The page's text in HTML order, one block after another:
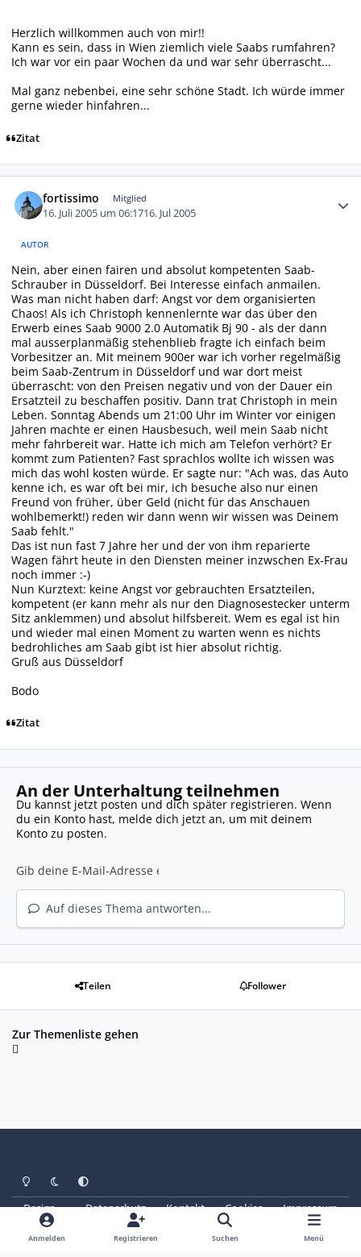
Herzlich willkommen auch von mir!!
Kann es sein, dass in Wien ziemlich viele Saabs rumfahren?
Ich war vor ein paar Wochen da und war sehr überrascht...
Mal ganz nebenbei, eine sehr schöne Stadt. Ich würde immer
gerne wieder hinfahren...
Zitat
fortissimo Mitglied
16. Juli 2005 um 06:1716. Jul 2005
AUTOR
Nein, aber einen fairen und absolut kompetenten Saab-
Schrauber in Düsseldorf. Bei Interesse einfach anmailen.
Was man nicht haben darf: Angst vor dem organisierten
Chaos! Als ich Christoph kennenlernte war das über den
Erwerb eines Saab 9000 2.0 Automatik Bj 90 - als der dann
mal ausserplanmäßig stehenblieb fragte ich einfach beim
Vorbesitzer an. Mit meinem 900er war ich vorher regelmäßig
beim Saab-Zentrum in Düsseldorf und war dort meist
überrascht: von den Preisen negativ und von der Dauer ein
Ersatzteil zu beschaffen positiv. Dann trat Christoph in mein
Leben. Sonntag Abends um 21:00 Uhr im Winter vor einigen
Jahren machte er einen Hausbesuch, weil mein Saab nicht
mehr fahrbereit war. Hatte ich mich am Telefon verhört? Er
kommt zum Patienten? Fast sprachlos wollte ich wissen was
mich das wohl kosten würde. Er sagte nur: "Ach was, das Auto
kenne ich, es war oft bei mir, ich besuche also nur einen
Freund von früher, über Geld (nicht für das Anschauen
wohlbemerkt!) reden wir dann wenn wir wissen was Deinem
Saab fehlt."
Das ist nun fast 7 Jahre her und der von ihm reparierte
Wagen fährt heute in den Diensten meiner inzwschen Ex-Frau
noch immer :-)
Nun Kurztext: keine Angst vor gebrauchten Ersatzteilen,
kompetent (er kann mehr als nur den Diagnosestecker unterm
Sitz anklemmen) und absolut hilfsbereit. Wem es egal ist hin
und wieder mal einen Moment zu warten wenn es nichts
bedrohliches am Saab gibt ist hier absolut richtig.
Gruß aus Düsseldorf
Bodo
Zitat
An der Unterhaltung teilnehmen
Du kannst jetzt posten und dich später registrieren. Wenn
du ein Konto hast, melde dich jetzt an, um mit deinem
Konto zu posten.
Auf dieses Thema antworten...
Teilen Follower
Zur Themenliste gehen
Heller ModusDunkler Modus
Systemeinstellung
Design Datenschutz Kontakt Cookies
Impressum
© Copyright 2025 - SAABoteure e. V.
Powered by Invision Community
Anmelden Registrieren Suchen Menü